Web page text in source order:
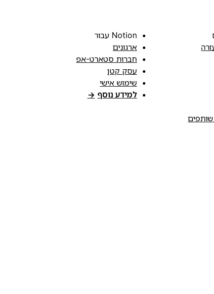
שותפים
Notion עבור
ארגונים
חברות סטארט-אפ
עסק קטן
שימוש אישי
למידע נוסף →